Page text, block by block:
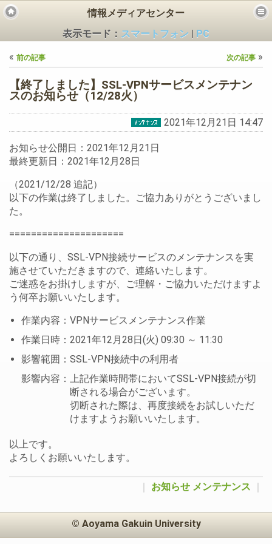
情報メディアセンター
表示モード： スマートフォン
PC
« 前の記事 次の記事 »
【終了しました】SSL-VPNサービスメンテナン
スのお知らせ（12/28火）
2021年12月21日 14:47
お知らせ公開日：2021年12月21日
最終更新日：2021年12月28日
（2021/12/28 追記）
以下の作業は終了しました。ご協力ありがとうございまし
た。
=====================
以下の通り、SSL-VPN接続サービスのメンテナンスを実
施させていただきますので、連絡いたします。
ご迷惑をお掛けしますが、ご理解・ご協力いただけますよ
う何卒お願いいたします。
作業内容：VPNサービスメンテナンス作業
作業日時：2021年12月28日(火) 09:30 ～ 11:30
影響範囲：SSL-VPN接続中の利用者
影響内容：上記作業時間帯においてSSL-VPN接続が切
断される場合がございます。
切断された際は、再度接続をお試しいただ
けますようお願いいたします。
以上です。
よろしくお願いいたします。
お知らせ メンテナンス
© Aoyama Gakuin University